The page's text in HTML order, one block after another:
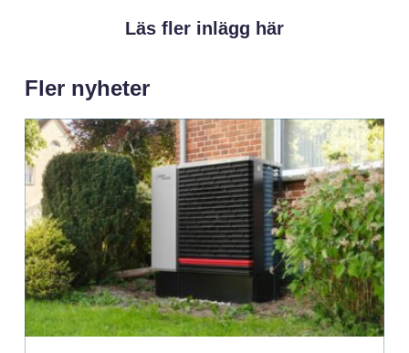
Läs fler inlägg här
Fler nyheter